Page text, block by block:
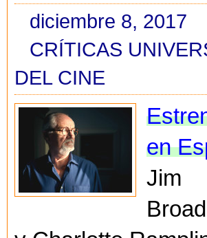
diciembre 8, 2017
CRÍTICAS
DEL CINE
en
Jim